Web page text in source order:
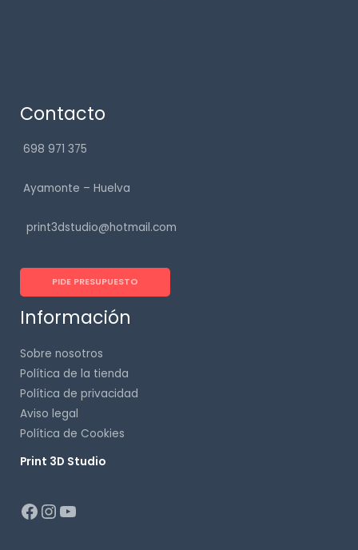
Contacto
698 971 375
Ayamonte – Huelva
print3dstudio@hotmail.com
PIDE PRESUPUESTO
Información
Sobre nosotros
Política de la tienda
Política de privacidad
Aviso legal
Política de Cookies
Print 3D Studio